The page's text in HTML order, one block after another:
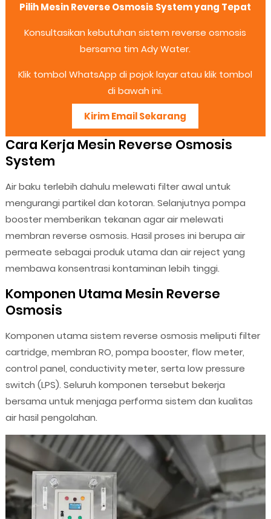
Pilih Mesin Reverse Osmosis System yang Tepat
Konsultasikan kebutuhan sistem reverse osmosis
bersama tim Ady Water.
Klik tombol WhatsApp di pojok layar atau klik tombol
di bawah ini.
Kirim Email Sekarang
Cara Kerja Mesin Reverse Osmosis
System
Air baku terlebih dahulu melewati filter awal untuk
mengurangi partikel dan kotoran. Selanjutnya pompa
booster memberikan tekanan agar air melewati
membran reverse osmosis. Hasil proses ini berupa air
permeate sebagai produk utama dan air reject yang
membawa konsentrasi kontaminan lebih tinggi.
Komponen Utama Mesin Reverse
Osmosis
Komponen utama sistem reverse osmosis meliputi filter
cartridge, membran RO, pompa booster, flow meter,
control panel, conductivity meter, serta low pressure
switch (LPS). Seluruh komponen tersebut bekerja
bersama untuk menjaga performa sistem dan kualitas
air hasil pengolahan.